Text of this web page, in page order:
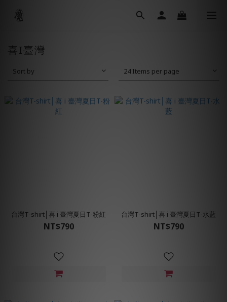
喜I臺灣
Sort by 24 Items per page
台灣T-shirt│喜 i 臺灣夏日T-粉紅
NT$790
台灣T-shirt│喜 i 臺灣夏日T-水藍
NT$790